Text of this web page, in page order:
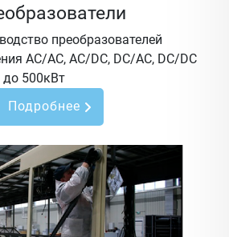
преобразователей
AC/AC, AC/DC, DC/AC, DC/DC
500кВт
Подробнее